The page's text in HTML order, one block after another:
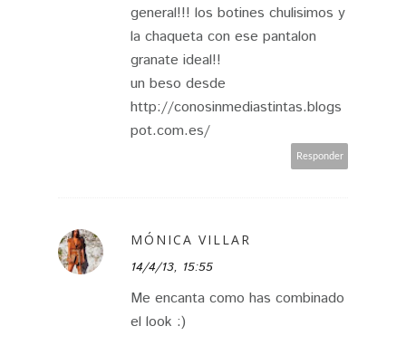
general!!! los botines chulisimos y
la chaqueta con ese pantalon
granate ideal!!
un beso desde
http://conosinmediastintas.blogs
pot.com.es/
Responder
MÓNICA VILLAR
14/4/13, 15:55
Me encanta como has combinado
el look :)